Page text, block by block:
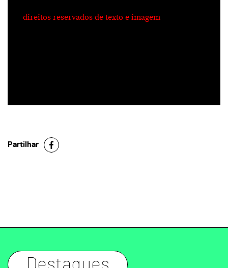
direitos reservados de texto e imagem
Partilhar